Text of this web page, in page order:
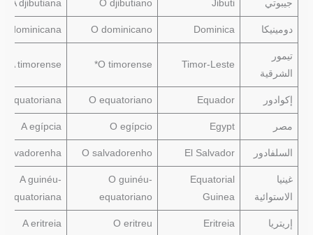
جيبوتي Jibuti
O djibutiano
A djibutiana
دومينيكا Dominica
O dominicano
A dominicana
تيمور
الشرقية
Timor-Leste
O timorense*
A timorense*
إكوادور Equador
O equatoriano
A equatoriana
مصر Egypt
O egípcio
A egípcia
السلفادور El Salvador
O salvadorenho
salvadorenha
غينيا
الاستوائية
Equatorial
Guinea
O guinéu-
equatoriano
A guinéu-
equatoriana
إريتريا Eritreia
O eritreu
A eritreia